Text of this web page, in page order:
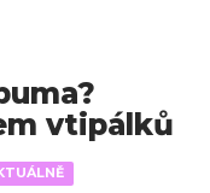
vtipálků